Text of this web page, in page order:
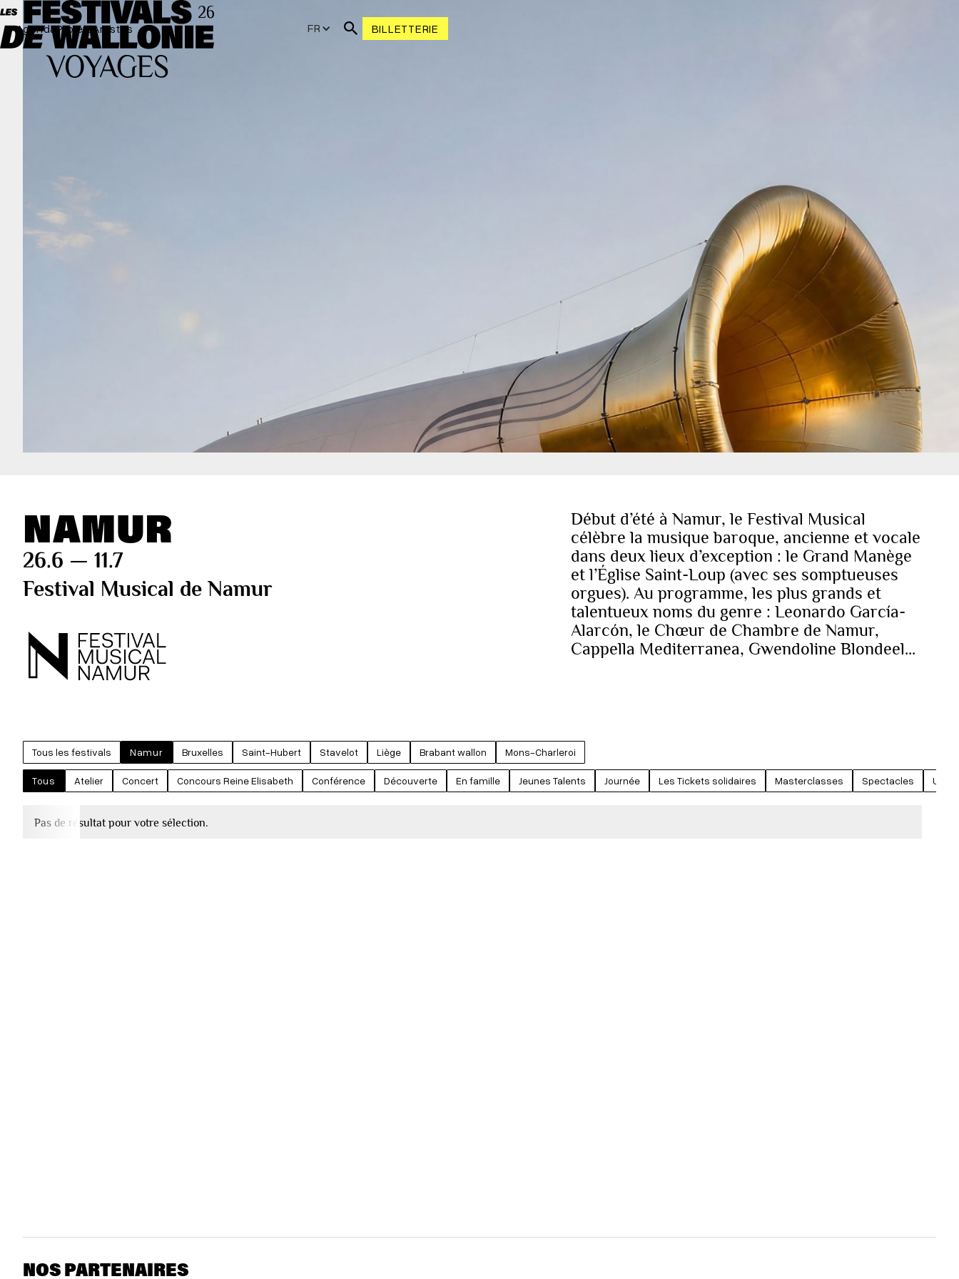
AgendaProjetsArtistes FR BILLETTERIE
NAMUR
26.6 — 11.7
Festival Musical de Namur
Début d’été à Namur, le Festival Musical
célèbre la musique baroque, ancienne et vocale
dans deux lieux d’exception : le Grand Manège
et l’Église Saint-Loup (avec ses somptueuses
orgues). Au programme, les plus grands et
talentueux noms du genre : Leonardo García-
Alarcón, le Chœur de Chambre de Namur,
Cappella Mediterranea, Gwendoline Blondeel...
Tous les festivals Namur Bruxelles Saint-Hubert Stavelot Liège Brabant wallon Mons-Charleroi
Tous Atelier Concert Concours Reine Elisabeth Conférence Découverte En famille Jeunes Talents Journée Les Tickets solidaires Masterclasses Spectacles Un
Pas de résultat pour votre sélection.
NOS PARTENAIRES